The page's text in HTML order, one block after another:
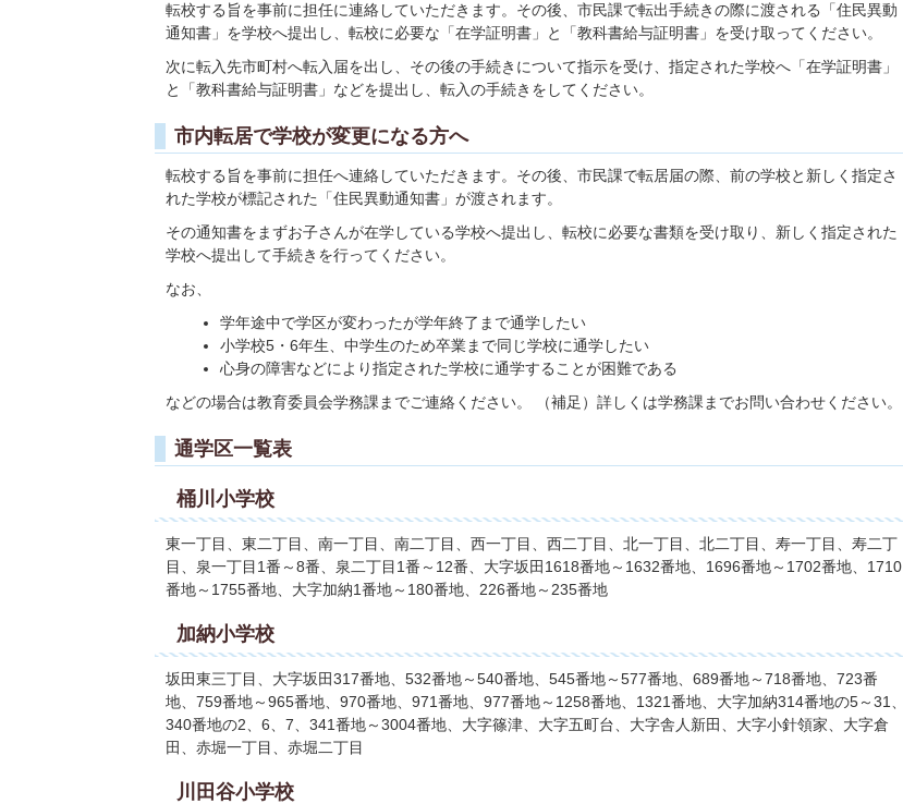
転校する旨を事前に担任に連絡していただきます。その後、市民課で転出手続きの際に渡される「住民異動
通知書」を学校へ提出し、転校に必要な「在学証明書」と「教科書給与証明書」を受け取ってください。
次に転入先市町村へ転入届を出し、その後の手続きについて指示を受け、指定された学校へ「在学証明書」
と「教科書給与証明書」などを提出し、転入の手続きをしてください。
市内転居で学校が変更になる方へ
転校する旨を事前に担任へ連絡していただきます。その後、市民課で転居届の際、前の学校と新しく指定さ
れた学校が標記された「住民異動通知書」が渡されます。
その通知書をまずお子さんが在学している学校へ提出し、転校に必要な書類を受け取り、新しく指定された
学校へ提出して手続きを行ってください。
なお、
学年途中で学区が変わったが学年終了まで通学したい
小学校5・6年生、中学生のため卒業まで同じ学校に通学したい
心身の障害などにより指定された学校に通学することが困難である
などの場合は教育委員会学務課までご連絡ください。 （補足）詳しくは学務課までお問い合わせください。
通学区一覧表
桶川小学校
東一丁目、東二丁目、南一丁目、南二丁目、西一丁目、西二丁目、北一丁目、北二丁目、寿一丁目、寿二丁
目、泉一丁目1番～8番、泉二丁目1番～12番、大字坂田1618番地～1632番地、1696番地～1702番地、1710
番地～1755番地、大字加納1番地～180番地、226番地～235番地
加納小学校
坂田東三丁目、大字坂田317番地、532番地～540番地、545番地～577番地、689番地～718番地、723番
地、759番地～965番地、970番地、971番地、977番地～1258番地、1321番地、大字加納314番地の5～31、
340番地の2、6、7、341番地～3004番地、大字篠津、大字五町台、大字舎人新田、大字小針領家、大字倉
田、赤堀一丁目、赤堀二丁目
川田谷小学校